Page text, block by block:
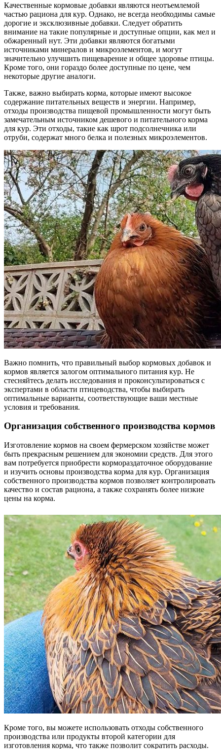
Качественные кормовые добавки являются неотъемлемой
частью рациона для кур. Однако, не всегда необходимы самые
дорогие и эксклюзивные добавки. Следует обратить
внимание на такие популярные и доступные опции, как мел и
обжаренный нут. Эти добавки являются богатыми
источниками минералов и микроэлементов, и могут
значительно улучшить пищеварение и общее здоровье птицы.
Кроме того, они гораздо более доступные по цене, чем
некоторые другие аналоги.
Также, важно выбирать корма, которые имеют высокое
содержание питательных веществ и энергии. Например,
отходы производства пищевой промышленности могут быть
замечательным источником дешевого и питательного корма
для кур. Эти отходы, такие как шрот подсолнечника или
отруби, содержат много белка и полезных микроэлементов.
Важно помнить, что правильный выбор кормовых добавок и
кормов является залогом оптимального питания кур. Не
стесняйтесь делать исследования и проконсультироваться с
экспертами в области птицеводства, чтобы выбирать
оптимальные варианты, соответствующие ваши местные
условия и требования.
Организация собственного производства кормов
Изготовление кормов на своем фермерском хозяйстве может
быть прекрасным решением для экономии средств. Для этого
вам потребуется приобрести кормораздаточное оборудование
и изучить основы производства корма для кур. Организация
собственного производства кормов позволяет контролировать
качество и состав рациона, а также сохранять более низкие
цены на корма.
Кроме того, вы можете использовать отходы собственного
производства или продукты второй категории для
изготовления корма, что также позволит сократить расходы.